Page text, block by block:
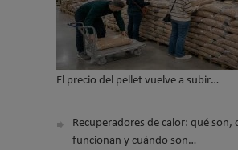
El precio del pellet vuelve a subir…
Recuperadores de calor: qué son,
funcionan y cuándo son…